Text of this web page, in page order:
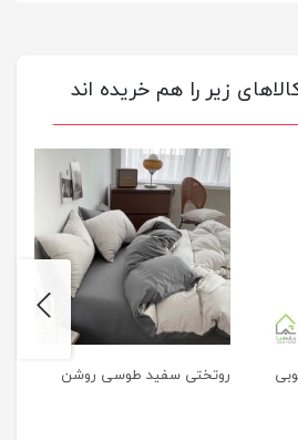
زیر را هم خریده اند
روتختی سفید طوسی روشن